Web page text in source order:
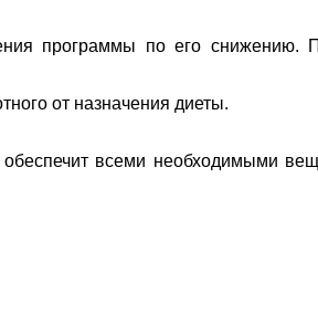
программы по его снижению.
от назначения диеты.
всеми необходимыми